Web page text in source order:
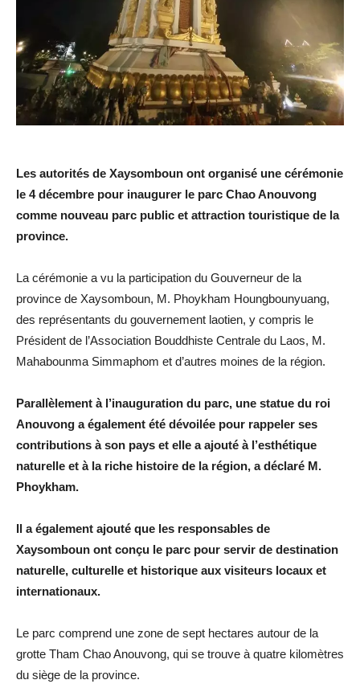
Les autorités de Xaysomboun ont organisé une cérémonie
le 4 décembre pour inaugurer le parc Chao Anouvong
comme nouveau parc public et attraction touristique de la
province.
La cérémonie a vu la participation du Gouverneur de la
province de Xaysomboun, M. Phoykham Houngbounyuang,
des représentants du gouvernement laotien, y compris le
Président de l’Association Bouddhiste Centrale du Laos, M.
Mahabounma Simmaphom et d’autres moines de la région.
Parallèlement à l’inauguration du parc, une statue du roi
Anouvong a également été dévoilée pour rappeler ses
contributions à son pays et elle a ajouté à l’esthétique
naturelle et à la riche histoire de la région, a déclaré M.
Phoykham.
Il a également ajouté que les responsables de
Xaysomboun ont conçu le parc pour servir de destination
naturelle, culturelle et historique aux visiteurs locaux et
internationaux.
Le parc comprend une zone de sept hectares autour de la
grotte Tham Chao Anouvong, qui se trouve à quatre kilomètres
du siège de la province.